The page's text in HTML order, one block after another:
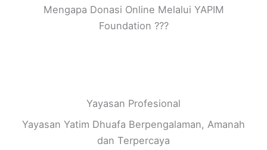
Mengapa Donasi Online Melalui YAPIM
Foundation ???
Yayasan Profesional
Yayasan Yatim Dhuafa Berpengalaman, Amanah
dan Terpercaya